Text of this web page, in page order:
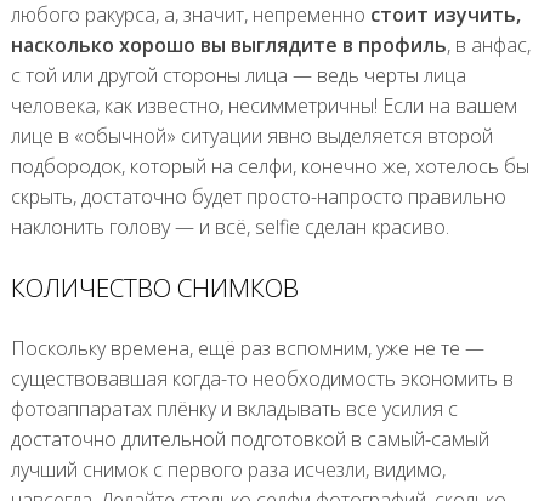
любого ракурса, а, значит, непременно стоит изучить,
насколько хорошо вы выглядите в профиль, в анфас,
с той или другой стороны лица — ведь черты лица
человека, как известно, несимметричны! Если на вашем
лице в «обычной» ситуации явно выделяется второй
подбородок, который на селфи, конечно же, хотелось бы
скрыть, достаточно будет просто-напросто правильно
наклонить голову — и всё, selfie сделан красиво.
КОЛИЧЕСТВО СНИМКОВ
Поскольку времена, ещё раз вспомним, уже не те —
существовавшая когда-то необходимость экономить в
фотоаппаратах плёнку и вкладывать все усилия с
достаточно длительной подготовкой в самый-самый
лучший снимок с первого раза исчезли, видимо,